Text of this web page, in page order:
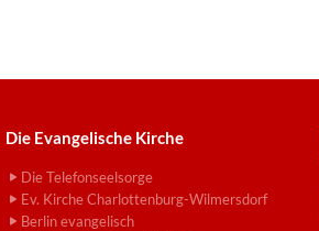
Die Evangelische Kirche
Die Telefonseelsorge
Ev. Kirche Charlottenburg-Wilmersdorf
Berlin evangelisch